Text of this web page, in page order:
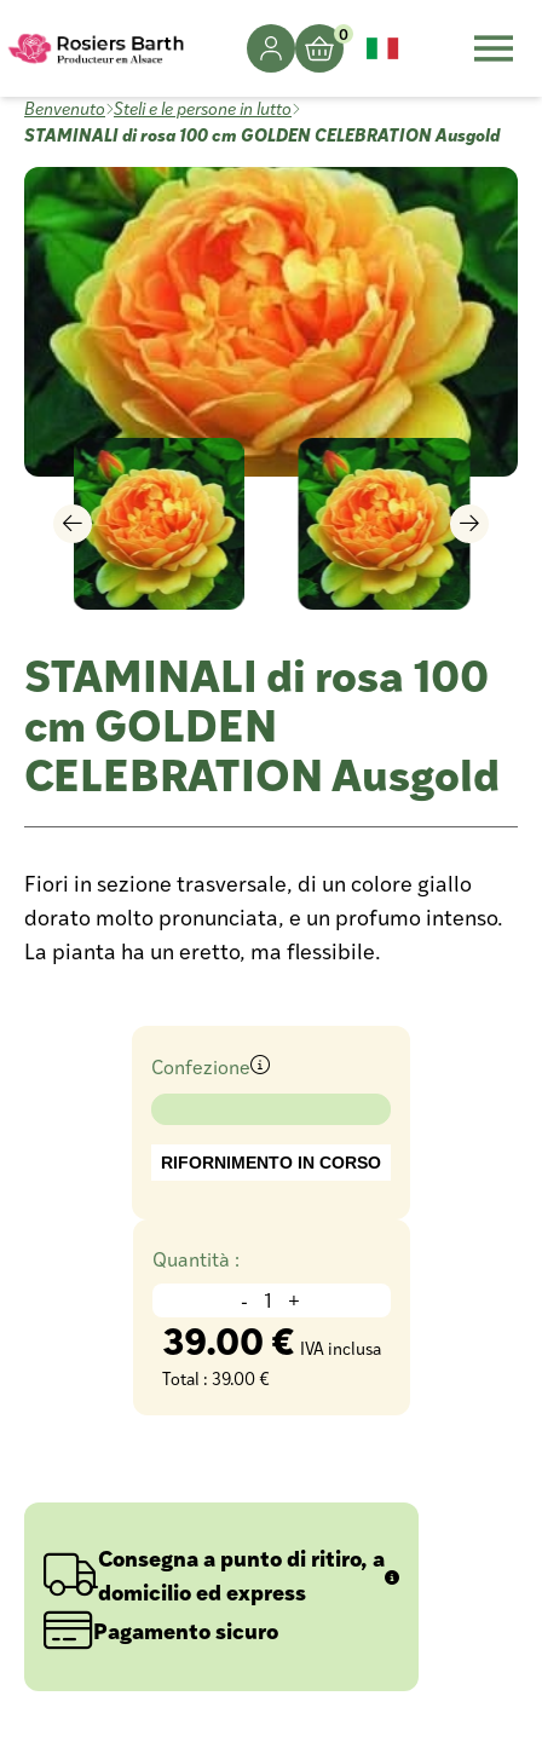
0
Benvenuto Steli e le persone in lutto
STAMINALI di rosa 100 cm GOLDEN CELEBRATION Ausgold
STAMINALI di rosa 100
cm GOLDEN
CELEBRATION Ausgold
Fiori in sezione trasversale, di un colore giallo
dorato molto pronunciata, e un profumo intenso.
La pianta ha un eretto, ma flessibile.
Confezione
RIFORNIMENTO IN CORSO
Quantità :
- +
39.00 € IVA inclusa
Total : 39.00 €
Consegna a punto di ritiro, a
domicilio ed express
Pagamento sicuro